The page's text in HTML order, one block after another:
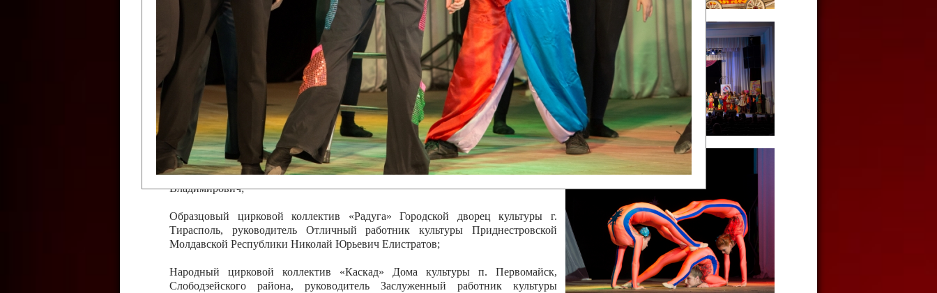
Олег Степанович Райлян;
Народный цирковой коллектив «Энтузиасты» Дома культуры с. Делакеу,
Григориопольского района, руководитель Отличный работник культуры
Приднестровской Молдавской Республики Пётр Петрович Дижмару;
Народный цирковой коллектив «Сперанца» Дома культуры посёлка Красное,
Слободзейского района, руководитель Отличный работник культуры
Приднестровской Молдавской Республики Анжела Владимировна
Казавчинская;
Образцовый эстрадно-цирковой коллектив «Алегро» Дома детско –юношеского
творчества с. Чобручи, Слободзейского района, руководитель Хачатурян Юрий
Владимирович;
Образцовый цирковой коллектив «Радуга» Городской дворец культуры г.
Тирасполь, руководитель Отличный работник культуры Приднестровской
Молдавской Республики Николай Юрьевич Елистратов;
Народный цирковой коллектив «Каскад» Дома культуры п. Первомайск,
Слободзейского района, руководитель Заслуженный работник культуры